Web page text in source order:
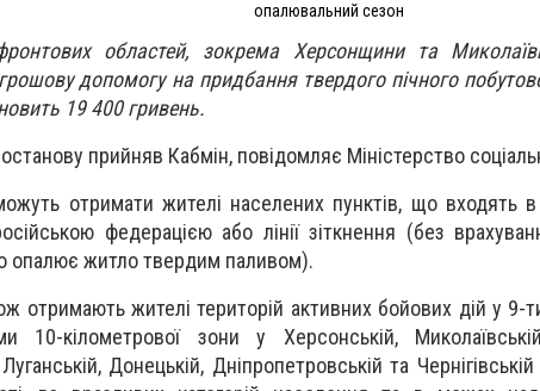
опалювальний сезон
областей, зокрема Херсонщини та
допомогу на придбання твердого пічного
19 400 гривень.
прийняв Кабмін, повідомляє Міністерство
отримати жителі населених пунктів, що входять
федерацією або лінії зіткнення (без
опалює житло твердим паливом).
отримають жителі територій активних бойових дій у 9-
10-кілометрової зони у Херсонській,
Луганській, Донецькій, Дніпропетровській та